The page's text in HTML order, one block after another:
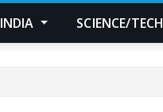
INDIA SCIENCE/